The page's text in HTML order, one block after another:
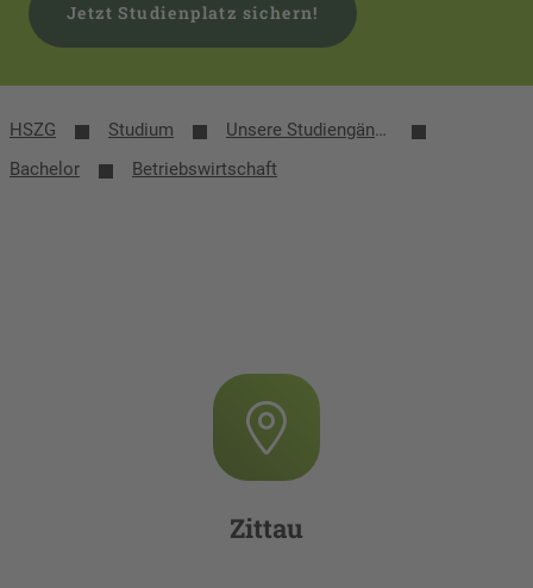
Jetzt Studienplatz sichern!
HSZG Studium
Unsere Studiengänge
Bachelor
Betriebswirtschaft
Zittau